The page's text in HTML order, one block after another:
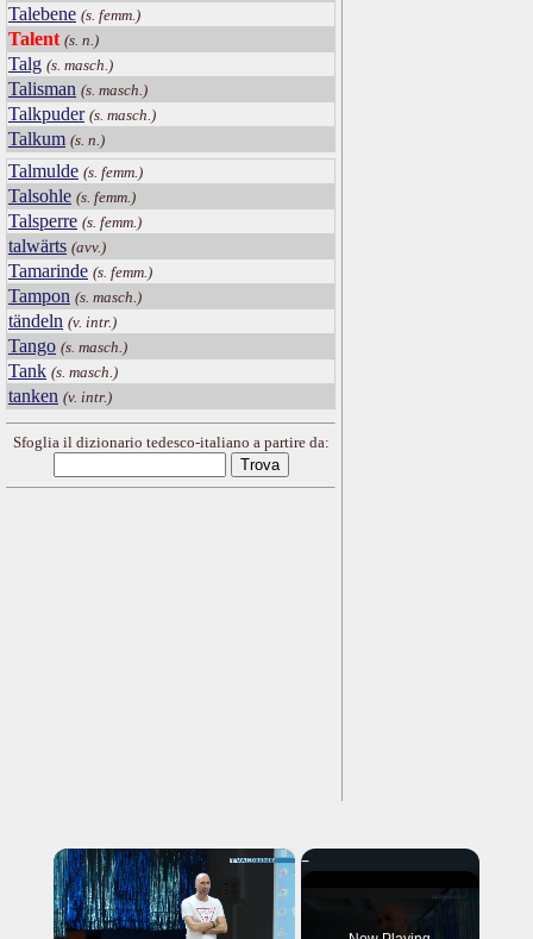
Talebene (s. femm.)
Talent (s. n.)
Talg (s. masch.)
Talisman (s. masch.)
Talkpuder (s. masch.)
Talkum (s. n.)
Talmulde (s. femm.)
Talsohle (s. femm.)
Talsperre (s. femm.)
talwärts (avv.)
Tamarinde (s. femm.)
Tampon (s. masch.)
tändeln (v. intr.)
Tango (s. masch.)
Tank (s. masch.)
tanken (v. intr.)
Sfoglia il dizionario tedesco-italiano a partire da:
×